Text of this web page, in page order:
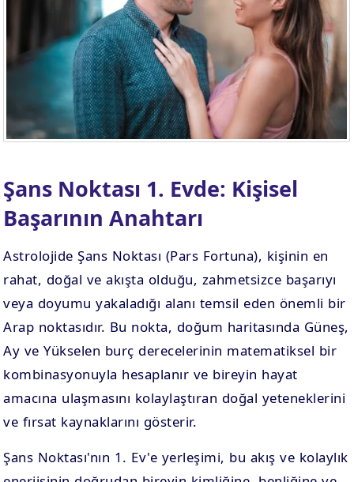
Şans Noktası 1. Evde: Kişisel
Başarının Anahtarı
Astrolojide Şans Noktası (Pars Fortuna), kişinin en
rahat, doğal ve akışta olduğu, zahmetsizce başarıyı
veya doyumu yakaladığı alanı temsil eden önemli bir
Arap noktasıdır. Bu nokta, doğum haritasında Güneş,
Ay ve Yükselen burç derecelerinin matematiksel bir
kombinasyonuyla hesaplanır ve bireyin hayat
amacına ulaşmasını kolaylaştıran doğal yeteneklerini
ve fırsat kaynaklarını gösterir.
Şans Noktası'nın 1. Ev'e yerleşimi, bu akış ve kolaylık